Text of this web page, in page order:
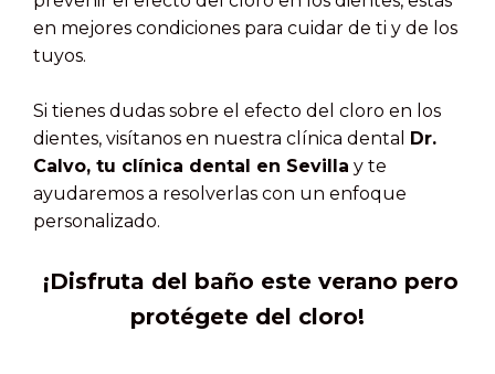
en mejores condiciones para cuidar de ti y de los
tuyos.
Si tienes dudas sobre el efecto del cloro en los
dientes, visítanos en nuestra clínica dental
Dr.
Calvo, tu clínica dental en Sevilla y te
ayudaremos a resolverlas con un enfoque
personalizado.
¡Disfruta del baño este verano pero
protégete del cloro!